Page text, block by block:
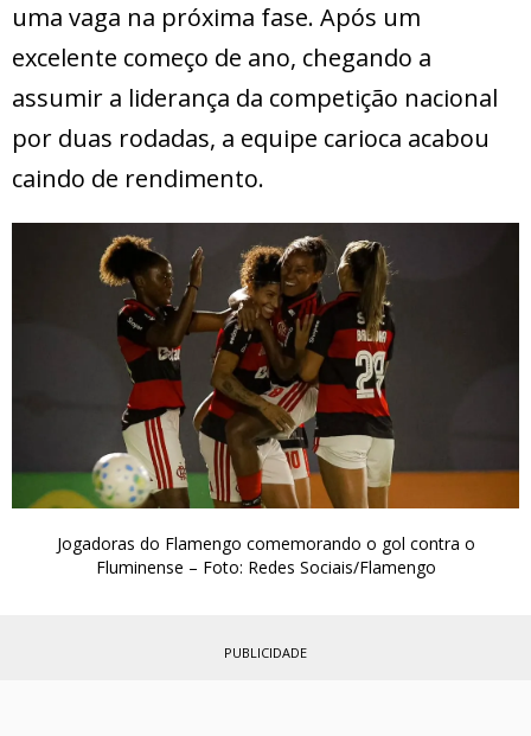
uma vaga na próxima fase. Após um
excelente começo de ano, chegando a
assumir a liderança da competição nacional
por duas rodadas, a equipe carioca acabou
caindo de rendimento.
Jogadoras do Flamengo comemorando o gol contra o
Fluminense – Foto: Redes Sociais/Flamengo
PUBLICIDADE